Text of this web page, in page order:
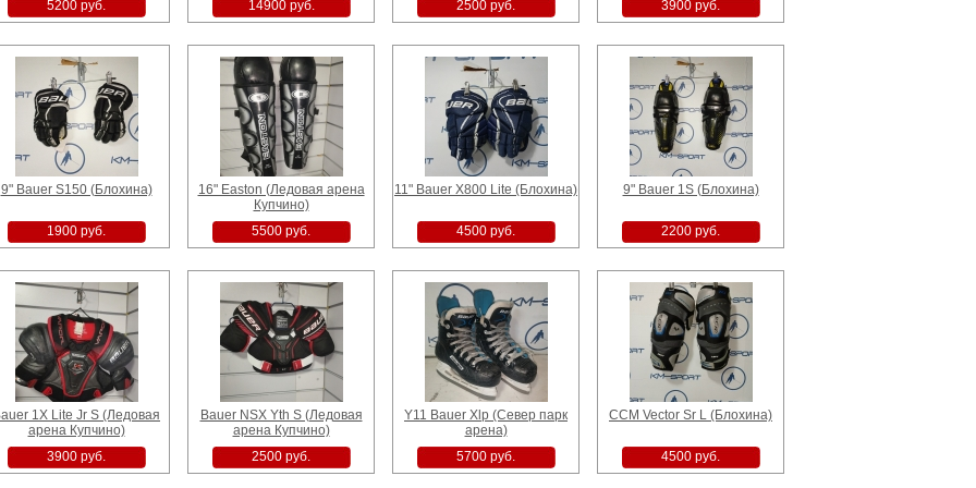
5200 руб. 14900 руб. 2500 руб. 3900 руб.
9" Bauer S150 (Блохина)
1900 руб.
16" Easton (Ледовая арена
Купчино)
5500 руб.
11" Bauer X800 Lite (Блохина)
4500 руб.
9" Bauer 1S (Блохина)
2200 руб.
1X Lite Jr S (Ледовая
арена Купчино)
3900 руб.
Bauer NSX Yth S (Ледовая
арена Купчино)
2500 руб.
Y11 Bauer Xlp (Север парк
арена)
5700 руб.
CCM Vector Sr L (Блохина)
4500 руб.